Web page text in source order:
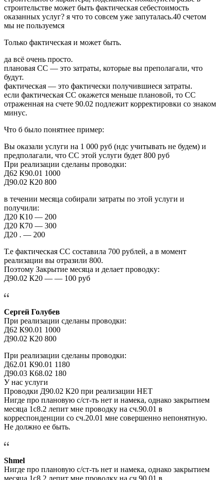
строительстве может быть фактическая себестоимость
оказанных услуг? я что то совсем уже запуталась.40 счетом
мы не пользуемся
Только фактическая и может быть.
да всё очень просто.
плановая СС — это затраты, которые вы преполагали, что
будут.
фактическая — это фактически получившиеся затраты.
если фактическая СС окажется меньше плановой, то СС
отраженная на счете 90.02 подлежит корректировки со знаком
минус.
Что б было понятнее пример:
Вы оказали услуги на 1 000 руб (ндс учитывать не будем) и
предполагали, что СС этой услуги будет 800 руб
При реализации сделаны проводки:
Д62 К90.01 1000
Д90.02 К20 800
в течении месяца собирали затраты по этой услуги и
получили:
Д20 К10 — 200
Д20 К70 — 300
Д20 . — 200
Т.е фактическая СС составила 700 рублей, а в момент
реализации вы отразили 800.
Поэтому Закрытие месяца и делает проводку:
Д90.02 К20 — — 100 руб
Сергей Голубев
При реализации сделаны проводки:
Д62 К90.01 1000
Д90.02 К20 800
При реализации сделаны проводки:
Д62.01 К90.01 1180
Д90.03 К68.02 180
У нас услуги
Проводки Д90.02 К20 при реализации НЕТ
Нигде про плановую с/ст-ть нет и намека, однако закрытием
месяца 1с8.2 лепит мне проводку на сч.90.01 в
корреспонденции со сч.20.01 мне совершенно непонятную.
Не должно ее быть.
Shmel
Нигде про плановую с/ст-ть нет и намека, однако закрытием
месяца 1с8.2 лепит мне проводку на сч.90.01 в